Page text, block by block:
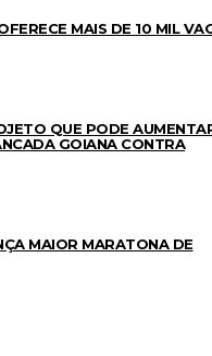
MAIS DE 10 MIL
QUE PODE
GOIANA CONTRA
MAIOR MARATONA DE